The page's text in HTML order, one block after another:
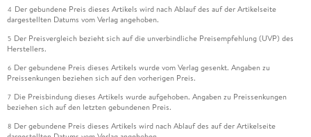
4 Der gebundene Preis dieses Artikels wird nach Ablauf des auf der Artikelseite
dargestellten Datums vom Verlag angehoben.
5 Der Preisvergleich bezieht sich auf die unverbindliche Preisempfehlung (UVP) des
Herstellers.
6 Der gebundene Preis dieses Artikels wurde vom Verlag gesenkt. Angaben zu
Preissenkungen beziehen sich auf den vorherigen Preis.
7 Die Preisbindung dieses Artikels wurde aufgehoben. Angaben zu Preissenkungen
beziehen sich auf den letzten gebundenen Preis.
8 Der gebundene Preis dieses Artikels wird nach Ablauf des auf der Artikelseite